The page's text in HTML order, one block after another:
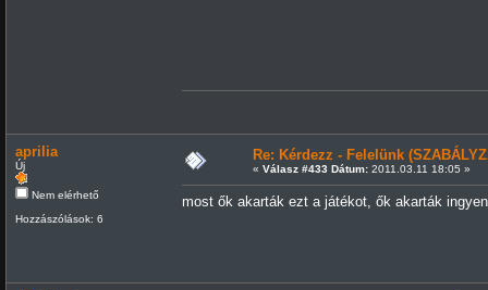
aprilia
Új
Nem elérhető
Hozzászólások: 6
Re: Kérdezz - Felelünk
« Válasz #433 Dátum:2011.03.11 18:05 »
most ők akarták ezt a játékot, ők akarták